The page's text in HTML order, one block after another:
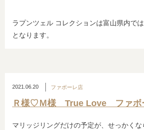
ラプンツェル コレクションは富山県内で
となります。
2021.06.20 ファボーレ店
Ｒ様♡Ｍ様 True Love ファボ
マリッジリングだけの予定が、せっかくな